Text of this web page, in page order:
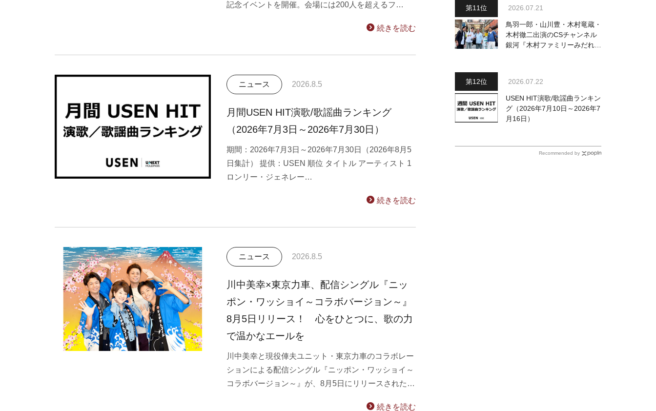
記念イベントを開催。会場には200人を超えるフ…
続きを読む
ニュース 2026.8.5
月間USEN HIT演歌/歌謡曲ランキング
（2026年7月3日～2026年7月30日）
期間：2026年7月3日～2026年7月30日（2026年8月5
日集計） 提供：USEN 順位 タイトル アーティスト 1
ロンリー・ジェネレー…
続きを読む
ニュース 2026.8.5
川中美幸×東京力車、配信シングル『ニッ
ポン・ワッショイ～コラボバージョン～』
8月5日リリース！ 心をひとつに、歌の力
で温かなエールを
川中美幸と現役俥夫ユニット・東京力車のコラボレー
ションによる配信シングル『ニッポン・ワッショイ～
コラボバージョン～』が、8月5日にリリースされた…
続きを読む
2026.07.21
鳥羽一郎・山川豊・木村竜蔵・
木村徹二出演のCSチャンネル
銀河『木村ファミリーみだれ旅
2026.07.22
USEN HIT演歌/歌謡曲ランキン
グ（2026年7月10日～2026年7
月16日）
Recommended by